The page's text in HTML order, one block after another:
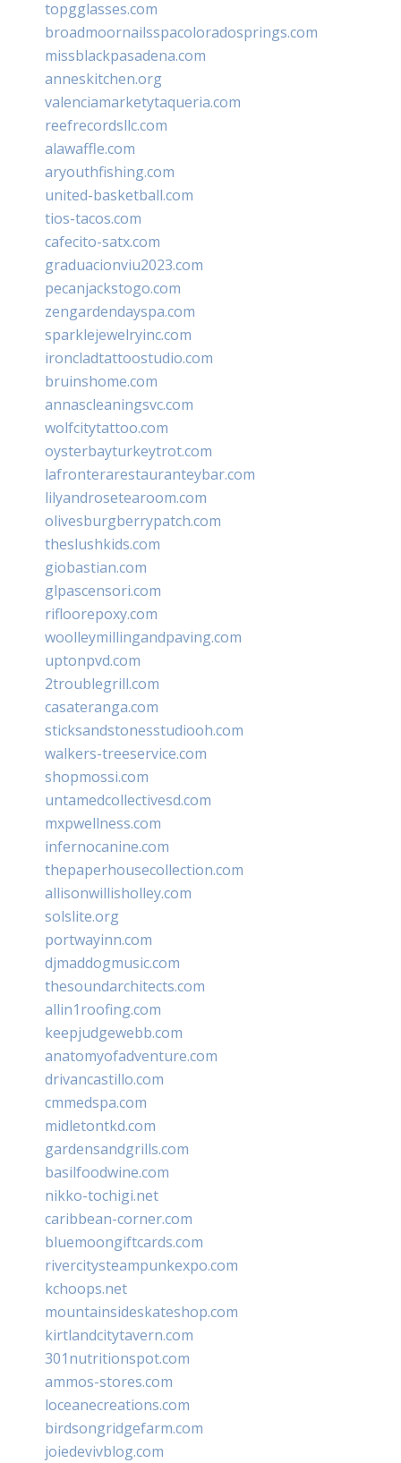
topgglasses.com
broadmoornailsspacoloradosprings.com
missblackpasadena.com
anneskitchen.org
valenciamarketytaqueria.com
reefrecordsllc.com
alawaffle.com
aryouthfishing.com
united-basketball.com
tios-tacos.com
cafecito-satx.com
graduacionviu2023.com
pecanjackstogo.com
zengardendayspa.com
sparklejewelryinc.com
ironcladtattoostudio.com
bruinshome.com
annascleaningsvc.com
wolfcitytattoo.com
oysterbayturkeytrot.com
lafronterarestauranteybar.com
lilyandrosetearoom.com
olivesburgberrypatch.com
theslushkids.com
giobastian.com
glpascensori.com
rifloorepoxy.com
woolleymillingandpaving.com
uptonpvd.com
2troublegrill.com
casateranga.com
sticksandstonesstudiooh.com
walkers-treeservice.com
shopmossi.com
untamedcollectivesd.com
mxpwellness.com
infernocanine.com
thepaperhousecollection.com
allisonwillisholley.com
solslite.org
portwayinn.com
djmaddogmusic.com
thesoundarchitects.com
allin1roofing.com
keepjudgewebb.com
anatomyofadventure.com
drivancastillo.com
cmmedspa.com
midletontkd.com
gardensandgrills.com
basilfoodwine.com
nikko-tochigi.net
caribbean-corner.com
bluemoongiftcards.com
rivercitysteampunkexpo.com
kchoops.net
mountainsideskateshop.com
kirtlandcitytavern.com
301nutritionspot.com
ammos-stores.com
loceanecreations.com
birdsongridgefarm.com
joiedevivblog.com